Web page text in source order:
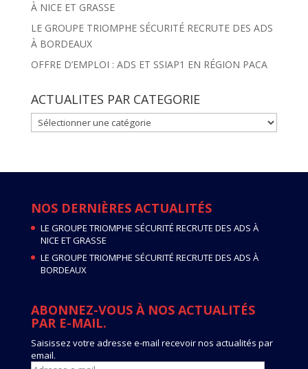
À NICE ET GRASSE
LE GROUPE TRIOMPHE SÉCURITÉ RECRUTE DES ADS
À BORDEAUX
OFFRE D’EMPLOI : ADS ET SSIAP1 EN RÉGION PACA
ACTUALITES PAR CATEGORIE
ACTUALITES
PAR
NOS DERNIÈRES ACTUALITÉS
LE GROUPE TRIOMPHE SÉCURITÉ RECRUTE DES ADS À
NICE ET GRASSE
LE GROUPE TRIOMPHE SÉCURITÉ RECRUTE DES ADS À
BORDEAUX
ABONNEZ-VOUS À NOS ACTUALITÉS
PAR E-MAIL.
Saisissez votre adresse e-mail recevoir nos actualités par
email.